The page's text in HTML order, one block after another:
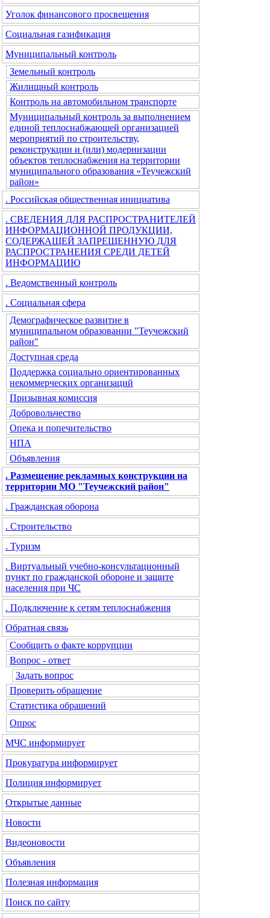
Уголок финансового просвещения
Социальная газификация
Муниципальный контроль
Земельный контроль
Жилищный контроль
Контроль на автомобильном транспорте
Муниципальный контроль за выполнением
единой теплоснабжающей организацией
мероприятий по строительству,
реконструкции и (или) модернизации
объектов теплоснабжения на территории
муниципального образования «Теучежский
район»
. Российская общественная инициатива
. СВЕДЕНИЯ ДЛЯ РАСПРОСТРАНИТЕЛЕЙ
ИНФОРМАЦИОННОЙ ПРОДУКЦИИ,
СОДЕРЖАЩЕЙ ЗАПРЕЩЕННУЮ ДЛЯ
РАСПРОСТРАНЕНИЯ СРЕДИ ДЕТЕЙ
ИНФОРМАЦИЮ
. Ведомственный контроль
. Социальная сфера
Демографическое развитие в
муниципальном образовании "Теучежский
район"
Доступная среда
Поддержка социально ориентированных
некоммерческих организаций
Призывная комиссия
Добровольчество
Опека и попечительство
НПА
Объявления
. Размещение рекламных конструкции на
территории МО "Теучежский район"
. Гражданская оборона
. Строительство
. Туризм
. Виртуальный учебно-консультационный
пункт по гражданской обороне и защите
населения при ЧС
. Подключение к сетям теплоснабжения
Обратная связь
Сообщить о факте коррупции
Вопрос - ответ
Задать вопрос
Проверить обращение
Статистика обращений
Опрос
МЧС информирует
Прокуратура информирует
Полиция информирует
Открытые данные
Новости
Видеоновости
Объявления
Полезная информация
Поиск по сайту